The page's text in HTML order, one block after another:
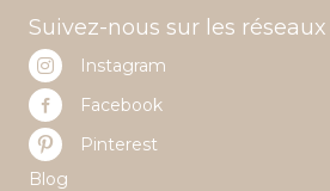
Suivez-nous sur les
Instagram
Facebook
Pinterest
Blog